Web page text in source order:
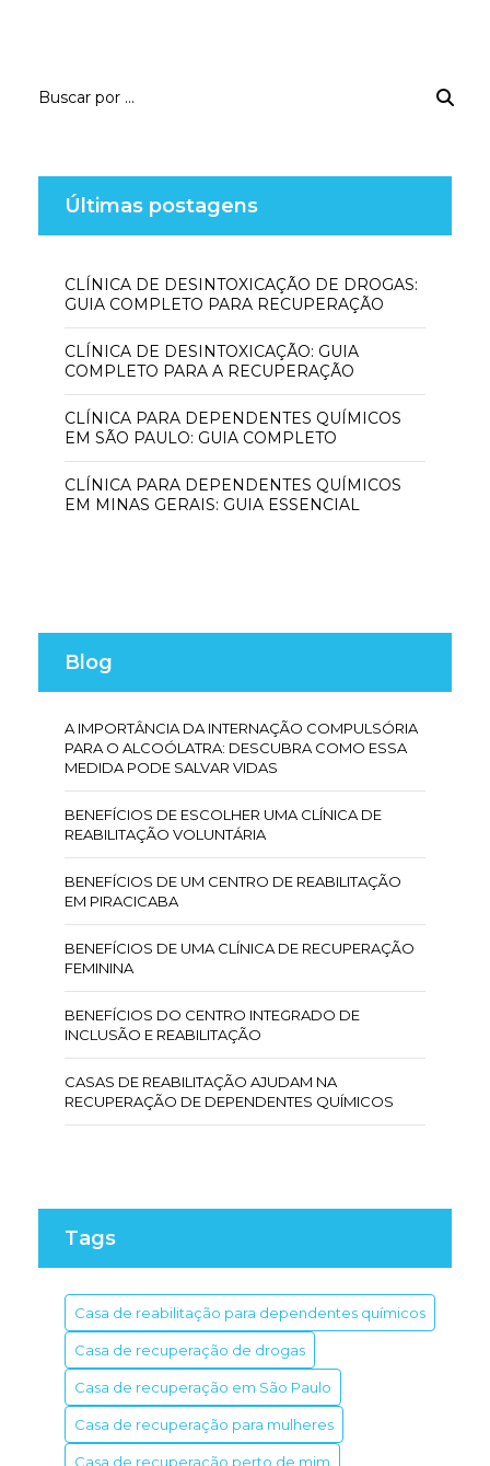
Últimas postagens
CLÍNICA DE DESINTOXICAÇÃO DE DROGAS:
GUIA COMPLETO PARA RECUPERAÇÃO
CLÍNICA DE DESINTOXICAÇÃO: GUIA
COMPLETO PARA A RECUPERAÇÃO
CLÍNICA PARA DEPENDENTES QUÍMICOS
EM SÃO PAULO: GUIA COMPLETO
CLÍNICA PARA DEPENDENTES QUÍMICOS
EM MINAS GERAIS: GUIA ESSENCIAL
Blog
A IMPORTÂNCIA DA INTERNAÇÃO COMPULSÓRIA
PARA O ALCOÓLATRA: DESCUBRA COMO ESSA
MEDIDA PODE SALVAR VIDAS
BENEFÍCIOS DE ESCOLHER UMA CLÍNICA DE
REABILITAÇÃO VOLUNTÁRIA
BENEFÍCIOS DE UM CENTRO DE REABILITAÇÃO
EM PIRACICABA
BENEFÍCIOS DE UMA CLÍNICA DE RECUPERAÇÃO
FEMININA
BENEFÍCIOS DO CENTRO INTEGRADO DE
INCLUSÃO E REABILITAÇÃO
CASAS DE REABILITAÇÃO AJUDAM NA
RECUPERAÇÃO DE DEPENDENTES QUÍMICOS
CAMINHO PARA A RECUPERAÇÃO
QUÍMICOS: AJUDA E ESPERANÇA
CENTRO DE REABILITAÇÃO PARA DROGADOS: 7
PASSOS PARA A RECUPERAÇÃO
CENTRO DE REABILITAÇÃO DE DROGAS: AJUDA
EFICAZ
Tags
Casa de reabilitação para dependentes químicos
Casa de recuperação de drogas
Casa de recuperação em São Paulo
Casa de recuperação para mulheres
Casa de recuperação perto de mim